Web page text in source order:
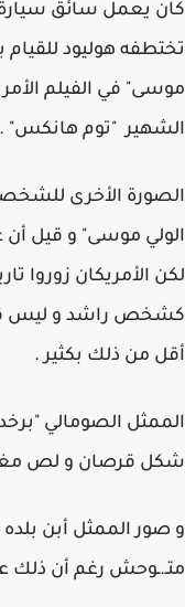
كان يعمل سائق سيارة
تختطفه هوليود للقيام
موسى" في الفيلم
الشهير "توم هانكس" .
الصورة الأخرى
لكن الأمريكان زوروا
كشخص راشد و ليس
أقل من ذلك بكثير .
الممثل الصومالي
شكل قرصان و لص
و صور الممثل أبن بلده
متـ.ـوحش رغم أن ذلك